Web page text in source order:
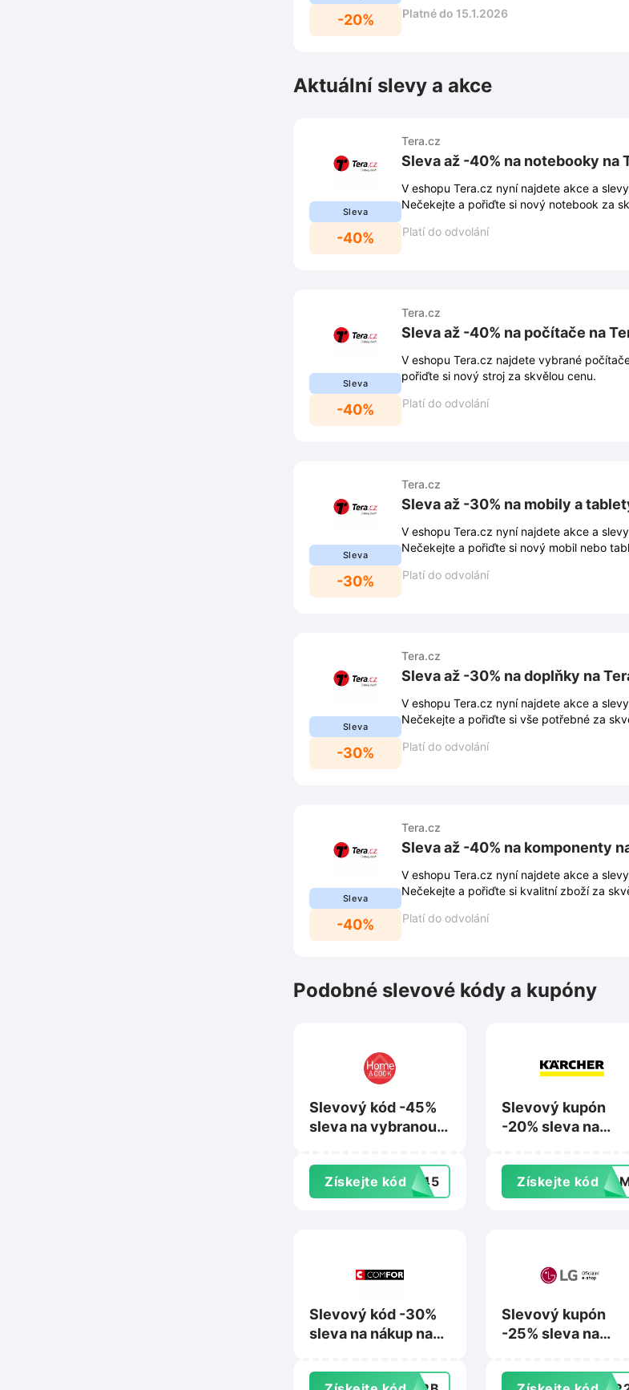
-20%
Platné do 15.1.2026
Aktuální slevy a akce
Sleva
-40%
Tera.cz
Sleva až -40% na notebooky na
V eshopu Tera.cz nyní najdete akce a
Nečekejte a pořiďte si nový notebook za
Platí do odvolání
Sleva
-40%
Tera.cz
Sleva až -40% na počítače na
V eshopu Tera.cz najdete vybrané
pořiďte si nový stroj za skvělou cenu.
Platí do odvolání
Sleva
-30%
Tera.cz
Sleva až -30% na mobily a
V eshopu Tera.cz nyní najdete akce a
Nečekejte a pořiďte si nový mobil nebo
Platí do odvolání
Sleva
-30%
Tera.cz
Sleva až -30% na doplňky na
V eshopu Tera.cz nyní najdete akce a
Nečekejte a pořiďte si vše potřebné za
Platí do odvolání
Sleva
-40%
Tera.cz
Sleva až -40% na komponenty
V eshopu Tera.cz nyní najdete akce a
Nečekejte a pořiďte si kvalitní zboží za
Platí do odvolání
Podobné slevové kódy a kupóny
Slevový kód -45%
sleva na vybranou
na
Homeandcook.cz
Získejte kódAR45
Slevový kupón
-20% sleva na
Získejte kód
Slevový kód -30%
sleva na nákup na
Slevový kupón
-25% sleva na